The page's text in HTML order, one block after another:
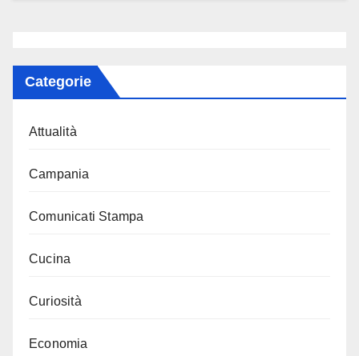
Categorie
Attualità
Campania
Comunicati Stampa
Cucina
Curiosità
Economia